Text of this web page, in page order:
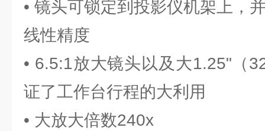
• 镜头可锁定到投影仪机架上，
线性精度
• 6.5:1放大镜头以及大1.25"（
证了工作台行程的大利用
• 大放大倍数240x